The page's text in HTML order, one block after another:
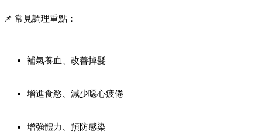
📌 常見調理重點：
補氣養血、改善掉髮
增進食慾、減少噁心疲倦
增強體力、預防感染